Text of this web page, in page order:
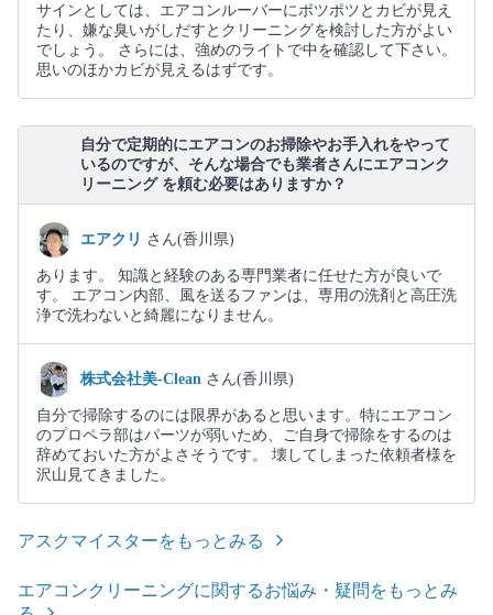
サインとしては、エアコンルーバーにポツポツとカビが見え
たり、嫌な臭いがしだすとクリーニングを検討した方がよい
でしょう。 さらには、強めのライトで中を確認して下さい。
思いのほかカビが見えるはずです。
自分で定期的にエアコンのお掃除やお手入れをやって
いるのですが、そんな場合でも業者さんにエアコンク
リーニング を頼む必要はありますか？
エアクリ さん(香川県)
あります。 知識と経験のある専門業者に任せた方が良いで
す。 エアコン内部、風を送るファンは、専用の洗剤と高圧洗
浄で洗わないと綺麗になりません。
株式会社美-Clean さん(香川県)
自分で掃除するのには限界があると思います。特にエアコン
のプロペラ部はパーツが弱いため、ご自身で掃除をするのは
辞めておいた方がよさそうです。 壊してしまった依頼者様を
沢山見てきました。
アスクマイスターをもっとみる
エアコンクリーニングに関するお悩み・疑問をもっとみ